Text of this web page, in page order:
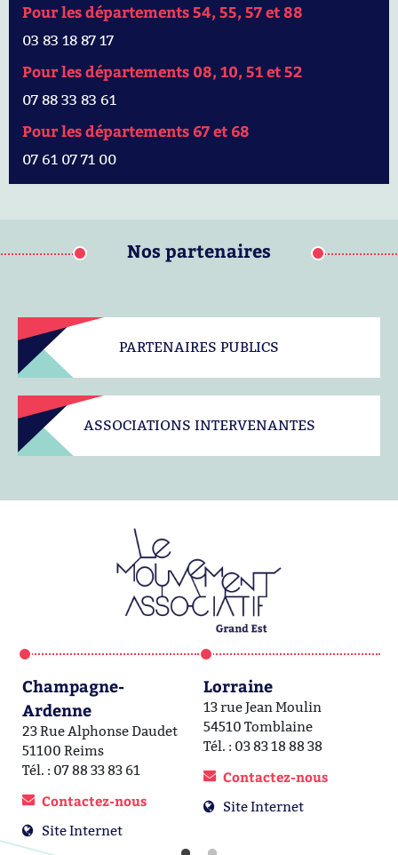
Pour les départements 54, 55, 57 et 88
03 83 18 87 17
Pour les départements 08, 10, 51 et 52
07 88 33 83 61
Pour les départements 67 et 68
07 61 07 71 00
Nos partenaires
PARTENAIRES PUBLICS
ASSOCIATIONS INTERVENANTES
Champagne-
Ardenne
23 Rue Alphonse Daudet
51100 Reims
Tél. : 07 88 33 83 61
Contactez-nous
Site Internet
Lorraine
13 rue Jean Moulin
54510 Tomblaine
Tél. : 03 83 18 88 38
Contactez-nous
Site Internet